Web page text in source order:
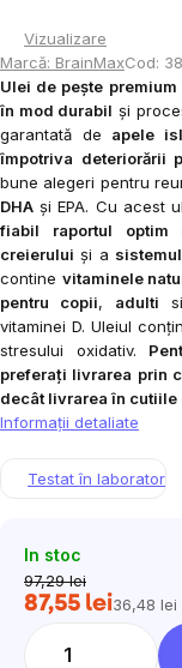
Vizualizare
Marcă: BrainMaxCod:
Ulei de pește
în mod durabil și
garantată de apele
împotriva deteriorării
bune alegeri pentru
DHA și EPA. Cu acest
fiabil raportul optim
creierului și a
contine vitaminele
pentru copii, adulti
vitaminei D. Uleiul
stresului oxidativ.
preferați livrarea prin
decât livrarea în cutiile
Informaţii detaliate
Testat în laborator
In stoc
97,29 lei
87,55 leiEvaluare
36,48 lei